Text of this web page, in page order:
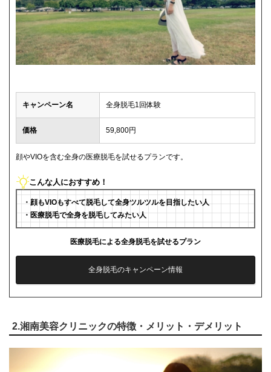
キャンペーン名 全身脱毛1回体験
価格 59,800円
顔やVIOを含む全身の医療脱毛を試せるプランです。
こんな人におすすめ！
・顔もVIOもすべて脱毛して全身ツルツルを目指したい人
・医療脱毛で全身を脱毛してみたい人
医療脱毛による全身脱毛を試せるプラン
全身脱毛のキャンペーン情報
2.湘南美容クリニックの特徴・メリット・デメリット